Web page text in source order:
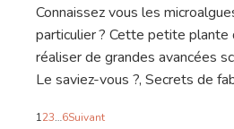
Connaissez vous les
particulier ? Cette petite plante
réaliser de grandes avancées
Le saviez-vous ?, Secrets de
123…6Suivant